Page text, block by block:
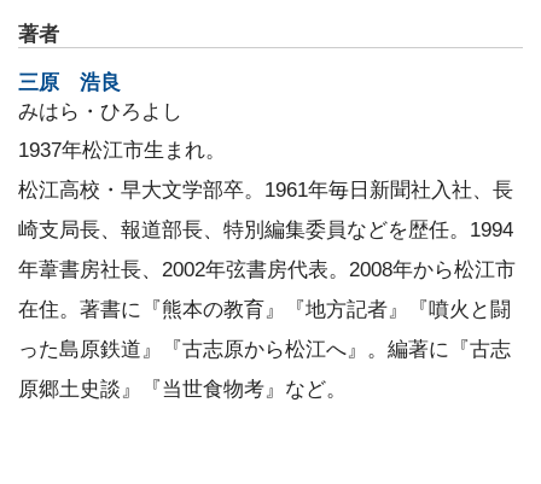
著者
三原 浩良
みはら・ひろよし
1937年松江市生まれ。
松江高校・早大文学部卒。1961年毎日新聞社入社、長
崎支局長、報道部長、特別編集委員などを歴任。1994
年葦書房社長、2002年弦書房代表。2008年から松江市
在住。著書に『熊本の教育』『地方記者』『噴火と闘
った島原鉄道』『古志原から松江へ』。編著に『古志
原郷土史談』『当世食物考』など。